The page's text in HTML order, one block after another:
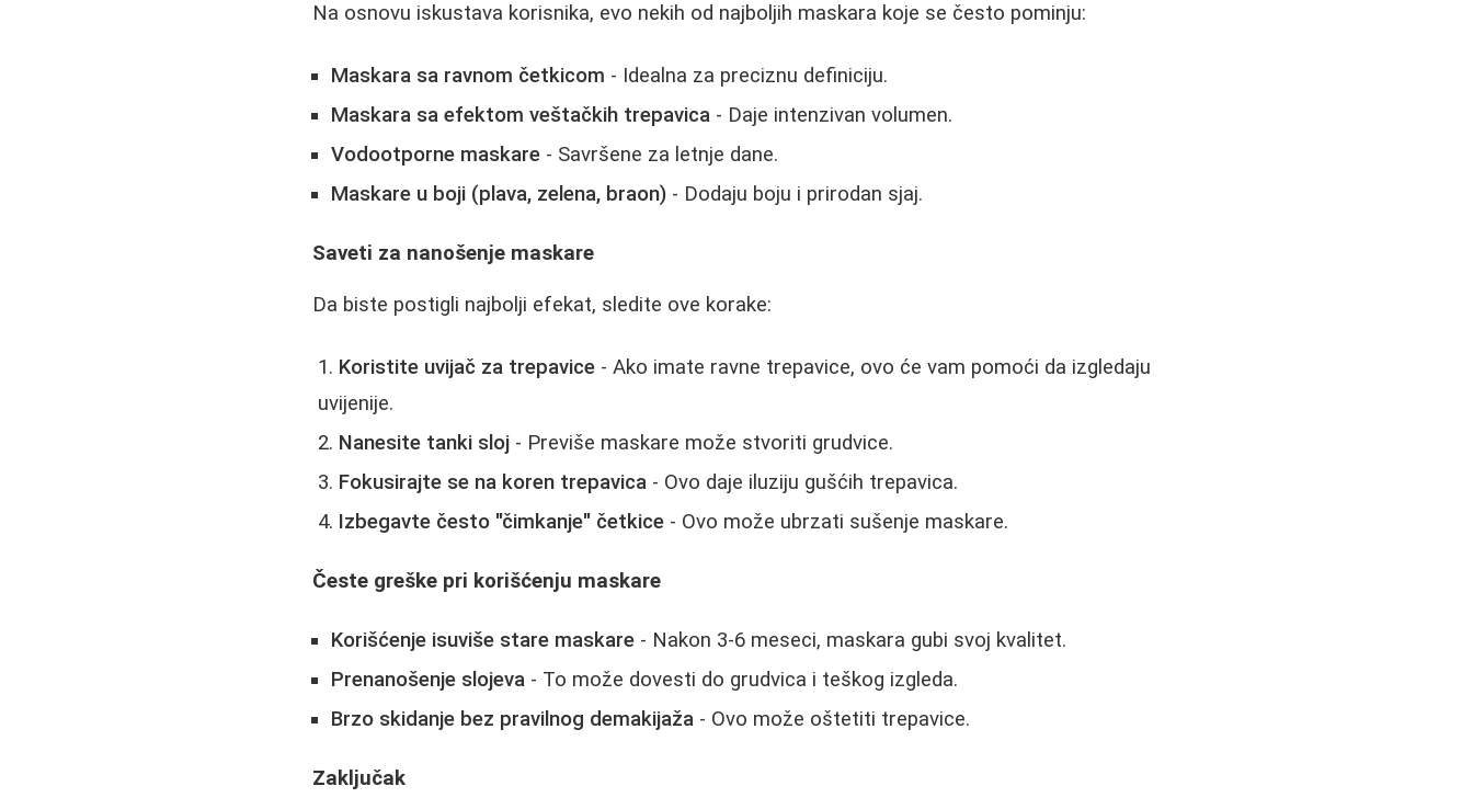
Na osnovu iskustava korisnika, evo nekih od najboljih maskara koje se često pominju:
Maskara sa ravnom četkicom - Idealna za preciznu definiciju.
Maskara sa efektom veštačkih trepavica - Daje intenzivan volumen.
Vodootporne maskare - Savršene za letnje dane.
Maskare u boji (plava, zelena, braon) - Dodaju boju i prirodan sjaj.
Saveti za nanošenje maskare
Da biste postigli najbolji efekat, sledite ove korake:
Koristite uvijač za trepavice - Ako imate ravne trepavice, ovo će vam pomoći da izgledaju
uvijenije.
Nanesite tanki sloj - Previše maskare može stvoriti grudvice.
Fokusirajte se na koren trepavica - Ovo daje iluziju gušćih trepavica.
Izbegavte često "čimkanje" četkice - Ovo može ubrzati sušenje maskare.
Česte greške pri korišćenju maskare
Korišćenje isuviše stare maskare - Nakon 3-6 meseci, maskara gubi svoj kvalitet.
Prenanošenje slojeva - To može dovesti do grudvica i teškog izgleda.
Brzo skidanje bez pravilnog demakijaža - Ovo može oštetiti trepavice.
Zaključak